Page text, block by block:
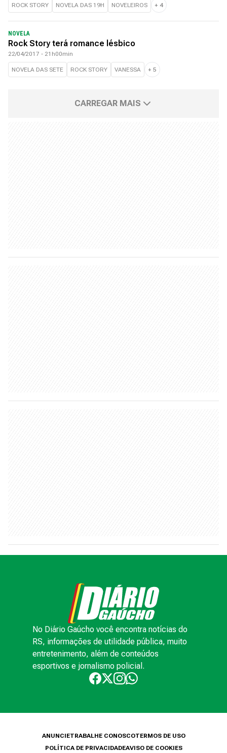
ROCK STORY NOVELA DAS 19H NOVELEIROS + 4
NOVELA
Rock Story terá romance lésbico
22/04/2017 - 21h00min
NOVELA DAS SETE ROCK STORY VANESSA + 5
CARREGAR MAIS
No Diário Gaúcho você encontra notícias do
RS, informações de utilidade pública, muito
entretenimento, além de conteúdos
esportivos e jornalismo policial.
ANUNCIETRABALHE CONOSCOTERMOS DE USO
POLÍTICA DE PRIVACIDADEAVISO DE COOKIES